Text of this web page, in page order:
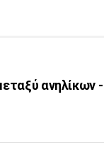
ανηλίκων